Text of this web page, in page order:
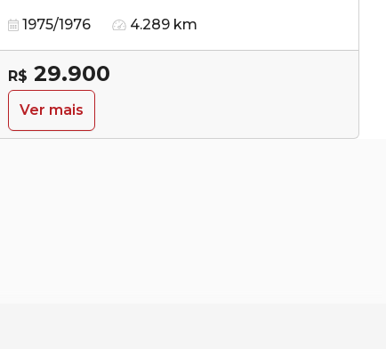
1975/1976 4.289 km
R$ 29.900
Ver mais